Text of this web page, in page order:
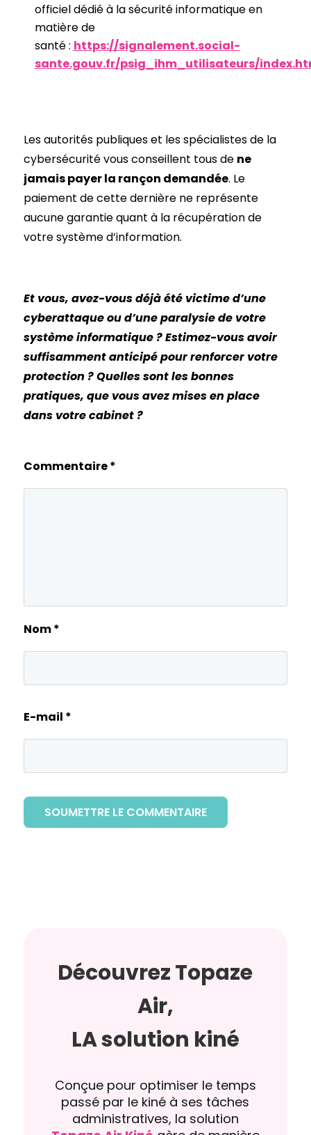
officiel dédié à la sécurité informatique en
matière de
santé : https://signalement.social-
sante.gouv.fr/psig_ihm_utilisateurs/
Les autorités publiques et les spécialistes de la
cybersécurité vous conseillent tous de ne
jamais payer la rançon demandée. Le
paiement de cette dernière ne représente
aucune garantie quant à la récupération de
votre système d’information.
Et vous, avez-vous déjà été victime d’une
cyberattaque ou d’une paralysie de votre
système informatique ? Estimez-vous avoir
suffisamment anticipé pour renforcer votre
protection ? Quelles sont les bonnes
pratiques, que vous avez mises en place
dans votre cabinet ?
Commentaire*
Nom*
E-mail *
SOUMETTRE LE COMMENTAIRE
Découvrez Topaze
Air,
LA solution kiné
Conçue pour optimiser le temps
passé par le kiné à ses tâches
administratives, la solution